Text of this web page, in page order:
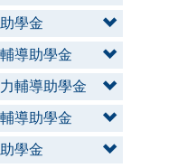
學金
導助學金
輔導助學金
導助學金
學金